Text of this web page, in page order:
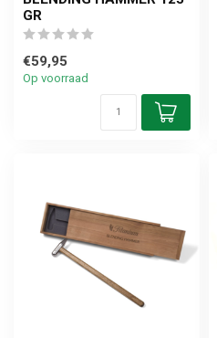
GR
€59,95
Op voorraad